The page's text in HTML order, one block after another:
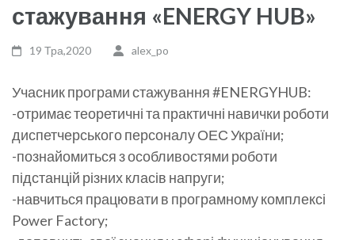
стажування «ENERGY HUB»
19 Тра,2020 alex_po
Учасник програми стажування #ENERGYHUB:
-отримає теоретичні та практичні навички роботи
диспетчерського персоналу ОЕС України;
-познайомиться з особливостями роботи
підстанцій різних класів напруги;
-навчиться працювати в програмному комплексі
Power Factory;